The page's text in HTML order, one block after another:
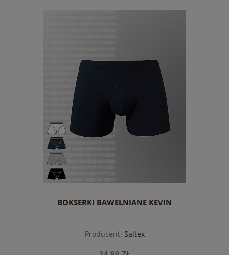
BOKSERKI BAWEŁNIANE KEVIN
Producent: Saltex